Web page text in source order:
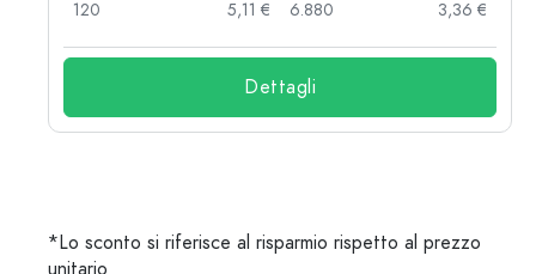
120
5,11 €
6.880
3,36 €
Dettagli
*Lo sconto si riferisce al risparmio rispetto al prezzo